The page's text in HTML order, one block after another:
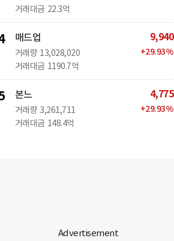
거래대금 22.3억
매드업
거래량 13,028,020
거래대금 1190.7억
9,940
+29.93%
본느
거래량 3,261,711
거래대금 148.4억
4,775
+29.93%